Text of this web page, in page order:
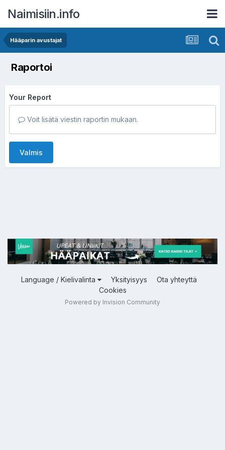
Naimisiin.info
Hääparin avustajat
Raportoi
Your Report
Voit lisätä viestin raportin mukaan.
Valmis
Language / Kielivalinta Yksityisyys
Ota yhteyttä
Cookies
Powered by Invision Community